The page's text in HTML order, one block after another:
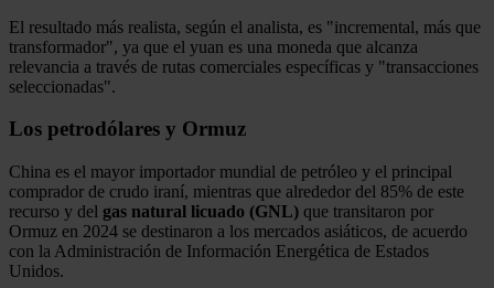
El resultado más realista, según el analista, es "incremental, más que
transformador", ya que el yuan es una moneda que alcanza
relevancia a través de rutas comerciales específicas y "transacciones
seleccionadas".
Los petrodólares y Ormuz
China es el mayor importador mundial de petróleo y el principal
comprador de crudo iraní, mientras que alrededor del 85% de este
recurso y del gas natural licuado (GNL) que transitaron por
Ormuz en 2024 se destinaron a los mercados asiáticos, de acuerdo
con la Administración de Información Energética de Estados
Unidos.